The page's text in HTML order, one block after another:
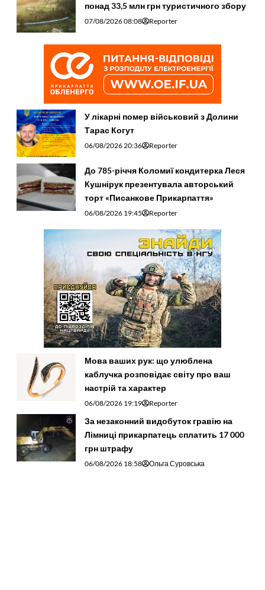
понад 33,5 млн грн туристичного збору
07/08/2026 08:08 Reporter
У лікарні помер військовий з Долини
Тарас Когут
06/08/2026 20:36 Reporter
До 785-річчя Коломиї кондитерка Леся
Кушнірук презентувала авторський
торт «Писанкове Прикарпаття»
06/08/2026 19:45 Reporter
Мова ваших рук: що улюблена
каблучка розповідає світу про ваш
настрій та характер
06/08/2026 19:19 Reporter
За незаконний видобуток гравію на
Лімниці прикарпатець сплатить 17 000
грн штрафу
06/08/2026 18:58 Ольга Суровська